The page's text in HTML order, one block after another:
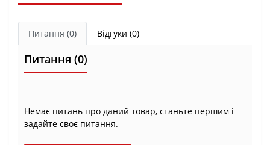
Питання (0) Відгуки (0)
Питання (0)
Немає питань про даний товар, станьте першим і
задайте своє питання.